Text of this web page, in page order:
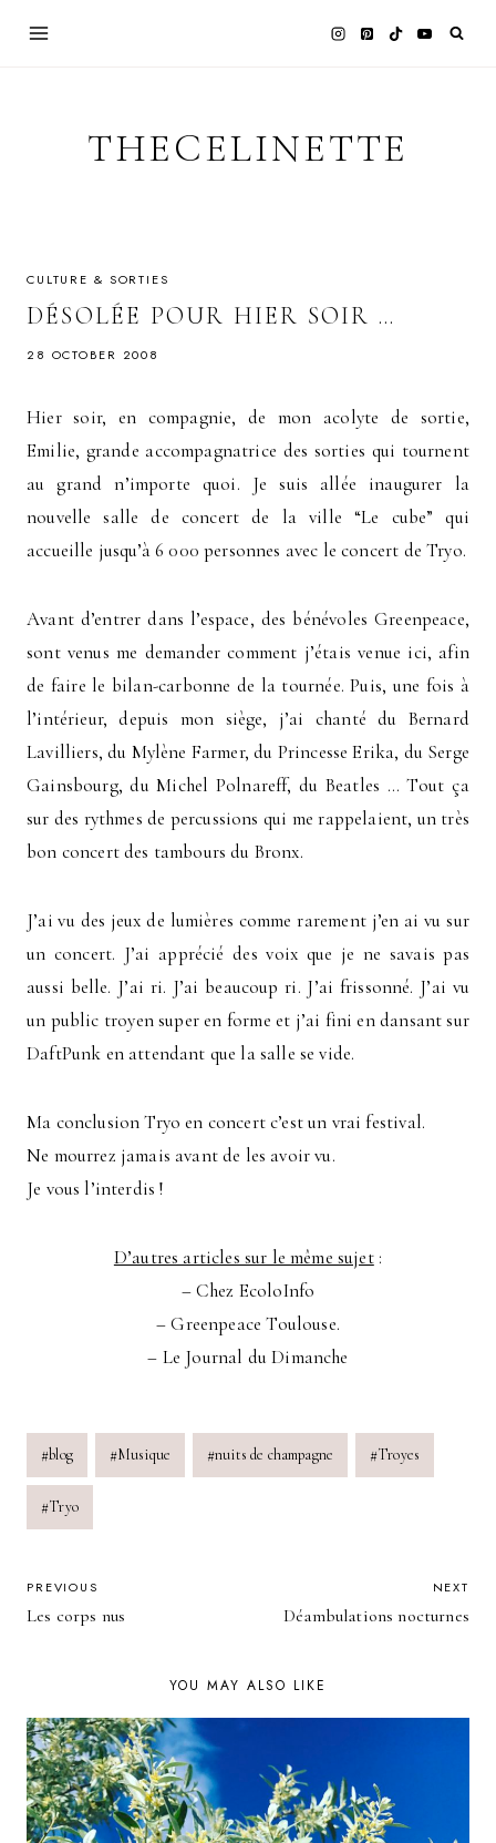
THECELINETTE
CULTURE & SORTIES
DÉSOLÉE POUR HIER SOIR …
28 OCTOBER 2008
Hier soir, en compagnie, de mon acolyte de sortie,
Emilie, grande accompagnatrice des sorties qui tournent
au grand n’importe quoi. Je suis allée inaugurer la
nouvelle salle de concert de la ville “Le cube” qui
accueille jusqu’à 6 000 personnes avec le concert de Tryo.
Avant d’entrer dans l’espace, des bénévoles Greenpeace,
sont venus me demander comment j’étais venue ici, afin
de faire le bilan-carbonne de la tournée. Puis, une fois à
l’intérieur, depuis mon siège, j’ai chanté du Bernard
Lavilliers, du Mylène Farmer, du Princesse Erika, du Serge
Gainsbourg, du Michel Polnareff, du Beatles … Tout ça
sur des rythmes de percussions qui me rappelaient, un très
bon concert des tambours du Bronx.
J’ai vu des jeux de lumières comme rarement j’en ai vu sur
un concert. J’ai apprécié des voix que je ne savais pas
aussi belle. J’ai ri. J’ai beaucoup ri. J’ai frissonné. J’ai vu
un public troyen super en forme et j’ai fini en dansant sur
DaftPunk en attendant que la salle se vide.
Ma conclusion Tryo en concert c’est un vrai festival.
Ne mourrez jamais avant de les avoir vu.
Je vous l’interdis !
D’autres articles sur le même sujet:
– Chez EcoloInfo
– Greenpeace Toulouse.
– Le Journal du Dimanche
Post
Tags:
#blog #Musique #nuits de champagne #Troyes
#Tryo
POST
NAVIGATION
PREVIOUS
Les corps nus
NEXT
Déambulations nocturnes
YOU MAY ALSO LIKE